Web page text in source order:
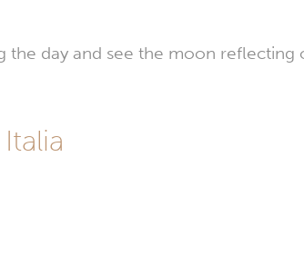
day and see the moon